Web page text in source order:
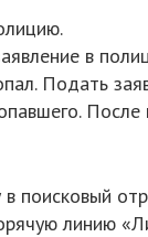
в
Подать
После
в поисковый
линию